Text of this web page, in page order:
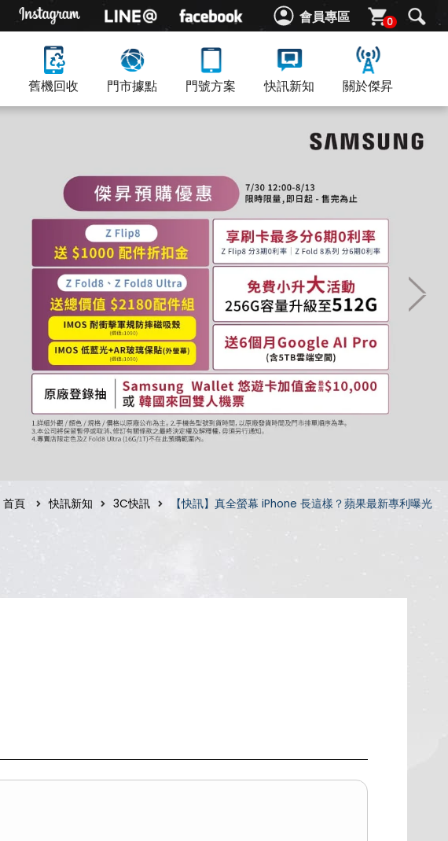
會員專區 0
舊機回收 門市據點 門號方案 快訊新知 關於傑昇
首頁 快訊新知 3C快訊 【快訊】真全螢幕 iPhone 長這樣？蘋果最新專利曝光